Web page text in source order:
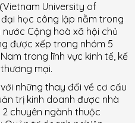
University of
học công lập nằm trong
Cộng hoà xã hội chủ
được xếp trong nhóm 5
trong lĩnh vực kinh tế, kế
mại.
những thay đổi về cơ cấu
trị kinh doanh được nhà
chuyên ngành thuộc